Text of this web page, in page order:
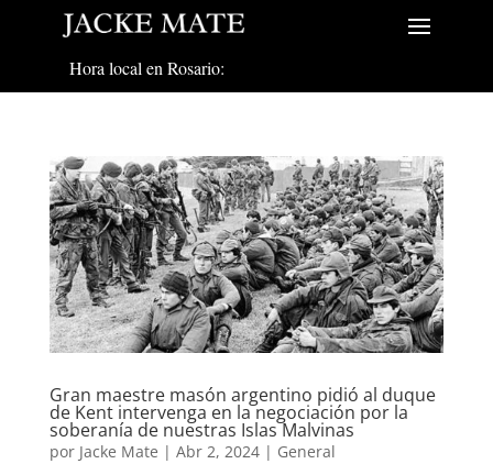
Hora local en Rosario:
Gran maestre masón argentino pidió al duque
de Kent intervenga en la negociación por la
soberanía de nuestras Islas Malvinas
por Jacke Mate | Abr 2, 2024| General